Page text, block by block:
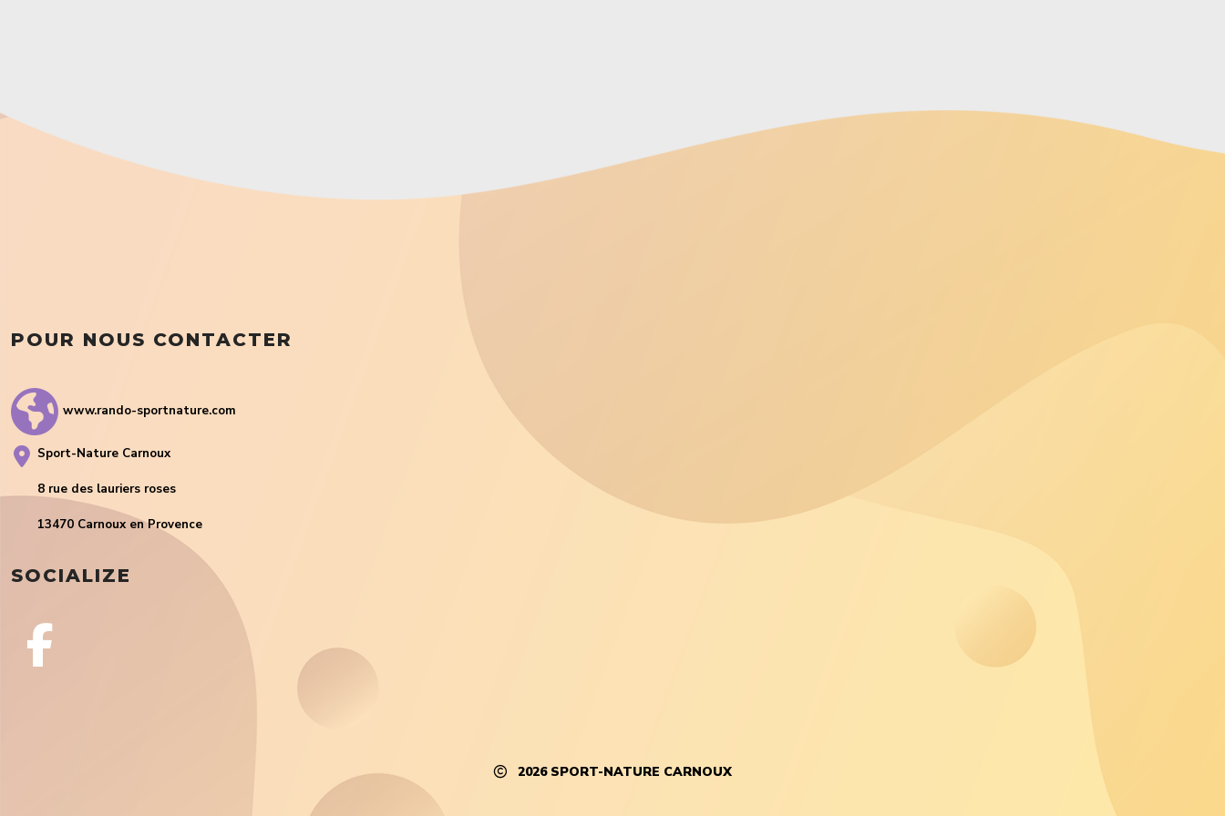
POUR NOUS CONTACTER
www.rando-sportnature.com
Sport-Nature Carnoux
8 rue des lauriers roses
13470 Carnoux en Provence
SOCIALIZE
2026 SPORT-NATURE CARNOUX